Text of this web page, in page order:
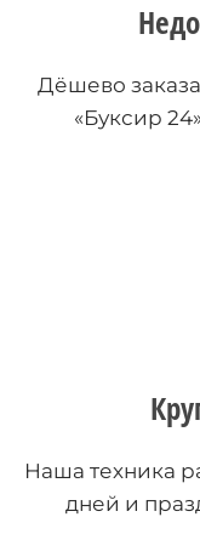
Дёшево
«Буксир
Наша техника
дней и